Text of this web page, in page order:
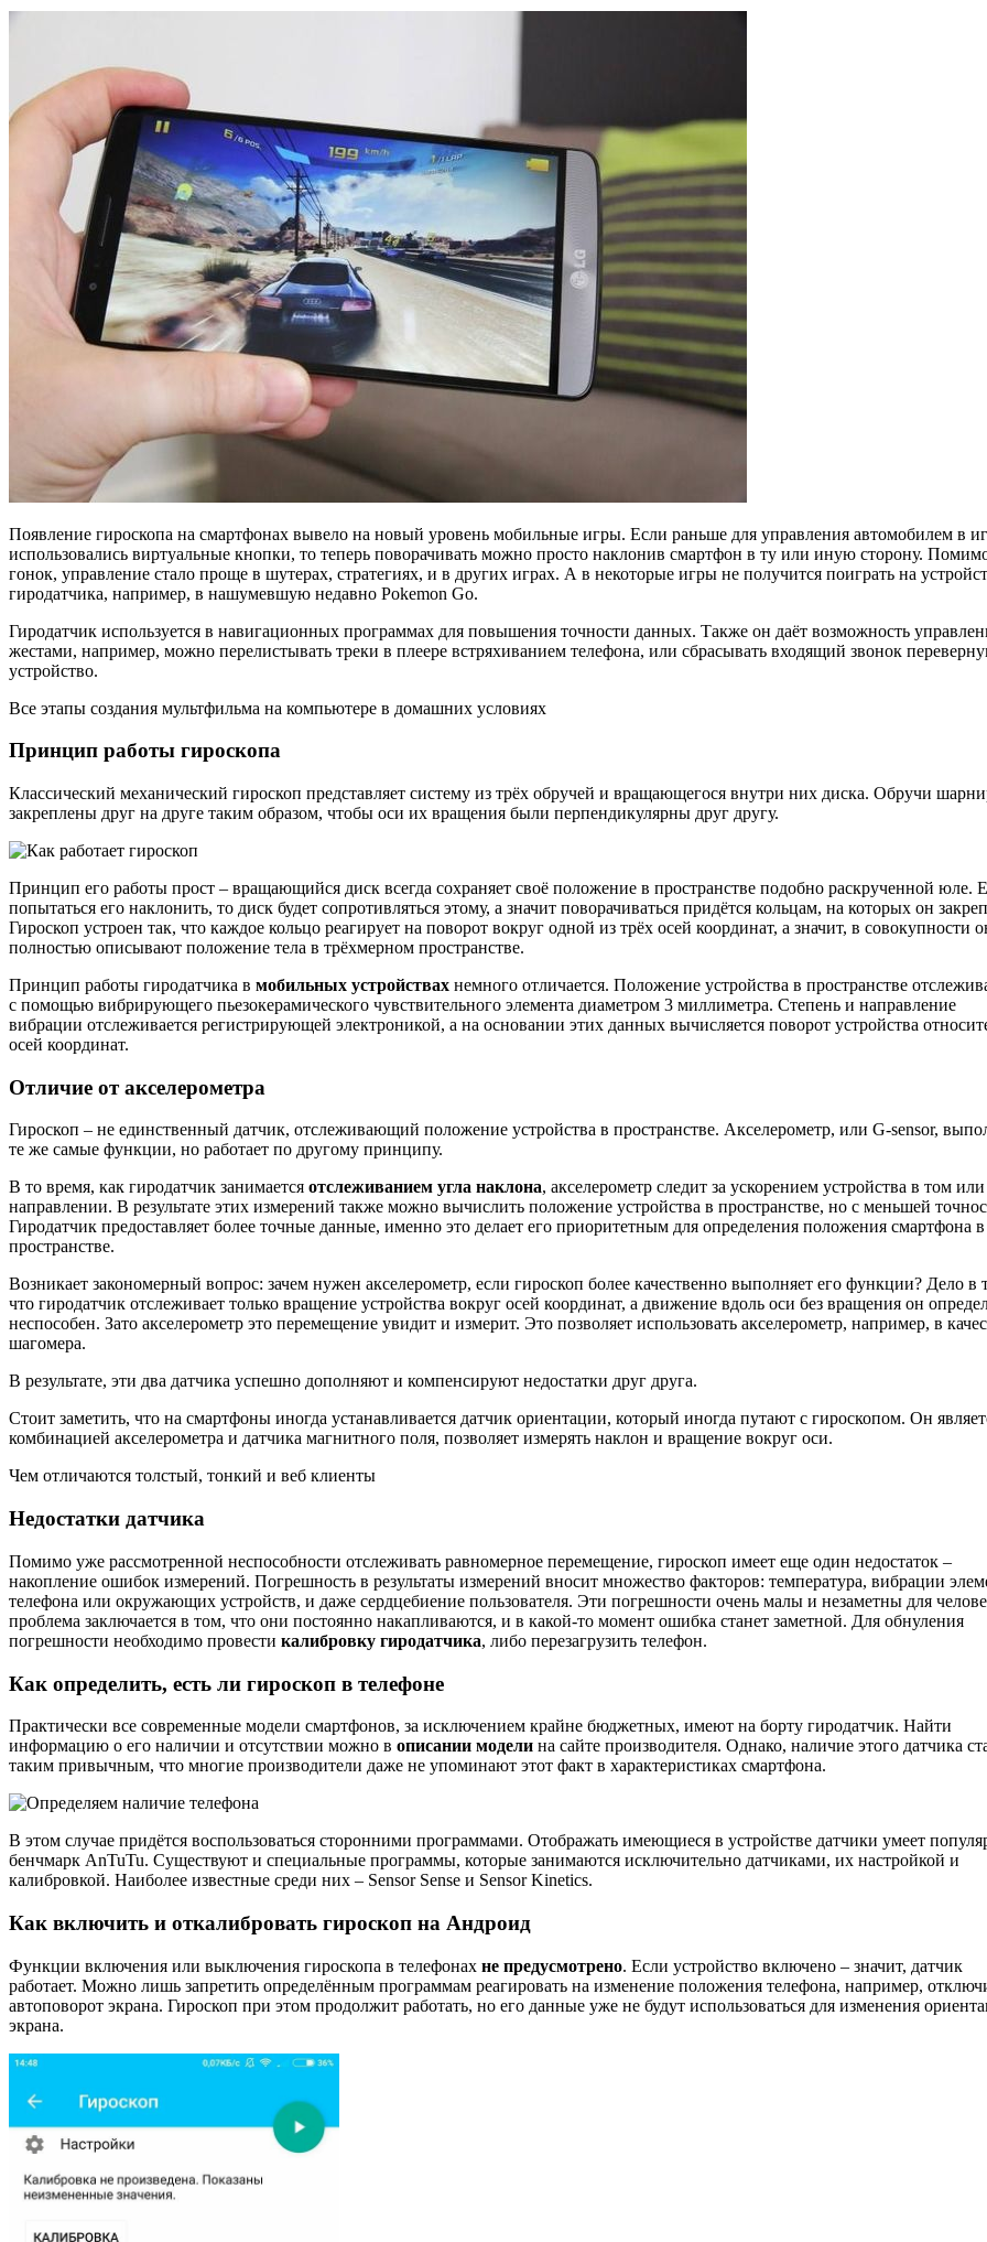
Появление гироскопа на смартфонах вывело на новый уровень мобильные игры. Если раньше для управления автомобилем в
использовались виртуальные кнопки, то теперь поворачивать можно просто наклонив смартфон в ту или иную сторону.
гонок, управление стало проще в шутерах, стратегиях, и в других играх. А в некоторые игры не получится поиграть на
гиродатчика, например, в нашумевшую недавно Pokemon Go.
Гиродатчик используется в навигационных программах для повышения точности данных. Также он даёт возможность
жестами, например, можно перелистывать треки в плеере встряхиванием телефона, или сбрасывать входящий звонок
устройство.
Все этапы создания мультфильма на компьютере в домашних условиях
Принцип работы гироскопа
Классический механический гироскоп представляет систему из трёх обручей и вращающегося внутри них диска. Обручи
закреплены друг на друге таким образом, чтобы оси их вращения были перпендикулярны друг другу.
Принцип его работы прост – вращающийся диск всегда сохраняет своё положение в пространстве подобно раскрученной юле.
попытаться его наклонить, то диск будет сопротивляться этому, а значит поворачиваться придётся кольцам, на которых он
Гироскоп устроен так, что каждое кольцо реагирует на поворот вокруг одной из трёх осей координат, а значит, в совокупности
полностью описывают положение тела в трёхмерном пространстве.
Принцип работы гиродатчика в мобильных устройствах немного отличается. Положение устройства в пространстве
с помощью вибрирующего пьезокерамического чувствительного элемента диаметром 3 миллиметра. Степень и направление
вибрации отслеживается регистрирующей электроникой, а на основании этих данных вычисляется поворот устройства
осей координат.
Отличие от акселерометра
Гироскоп – не единственный датчик, отслеживающий положение устройства в пространстве. Акселерометр, или G-sensor,
те же самые функции, но работает по другому принципу.
В то время, как гиродатчик занимается отслеживанием угла наклона, акселерометр следит за ускорением устройства в том
направлении. В результате этих измерений также можно вычислить положение устройства в пространстве, но с меньшей
Гиродатчик предоставляет более точные данные, именно это делает его приоритетным для определения положения смартфона в
пространстве.
Возникает закономерный вопрос: зачем нужен акселерометр, если гироскоп более качественно выполняет его функции? Дело в
что гиродатчик отслеживает только вращение устройства вокруг осей координат, а движение вдоль оси без вращения он
неспособен. Зато акселерометр это перемещение увидит и измерит. Это позволяет использовать акселерометр, например, в
шагомера.
В результате, эти два датчика успешно дополняют и компенсируют недостатки друг друга.
Стоит заметить, что на смартфоны иногда устанавливается датчик ориентации, который иногда путают с гироскопом. Он
комбинацией акселерометра и датчика магнитного поля, позволяет измерять наклон и вращение вокруг оси.
Чем отличаются толстый, тонкий и веб клиенты
Недостатки датчика
Помимо уже рассмотренной неспособности отслеживать равномерное перемещение, гироскоп имеет еще один недостаток –
накопление ошибок измерений. Погрешность в результаты измерений вносит множество факторов: температура, вибрации
телефона или окружающих устройств, и даже сердцебиение пользователя. Эти погрешности очень малы и незаметны для
проблема заключается в том, что они постоянно накапливаются, и в какой-то момент ошибка станет заметной. Для обнуления
погрешности необходимо провести калибровку гиродатчика, либо перезагрузить телефон.
Как определить, есть ли гироскоп в телефоне
Практически все современные модели смартфонов, за исключением крайне бюджетных, имеют на борту гиродатчик. Найти
информацию о его наличии и отсутствии можно в описании модели на сайте производителя. Однако, наличие этого датчика
таким привычным, что многие производители даже не упоминают этот факт в характеристиках смартфона.
В этом случае придётся воспользоваться сторонними программами. Отображать имеющиеся в устройстве датчики умеет
бенчмарк AnTuTu. Существуют и специальные программы, которые занимаются исключительно датчиками, их настройкой и
калибровкой. Наиболее известные среди них – Sensor Sense и Sensor Kinetics.
Как включить и откалибровать гироскоп на Андроид
Функции включения или выключения гироскопа в телефонах не предусмотрено. Если устройство включено – значит, датчик
работает. Можно лишь запретить определённым программам реагировать на изменение положения телефона, например,
автоповорот экрана. Гироскоп при этом продолжит работать, но его данные уже не будут использоваться для изменения
экрана.